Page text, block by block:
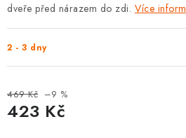
SPECIÁLNÍ KOVÁNÍ
DOPLŇKY KE DVEŘÍM
dveře před nárazem do zdi. Více
2 - 3 dny
469 Kč –9 %
423 Kč